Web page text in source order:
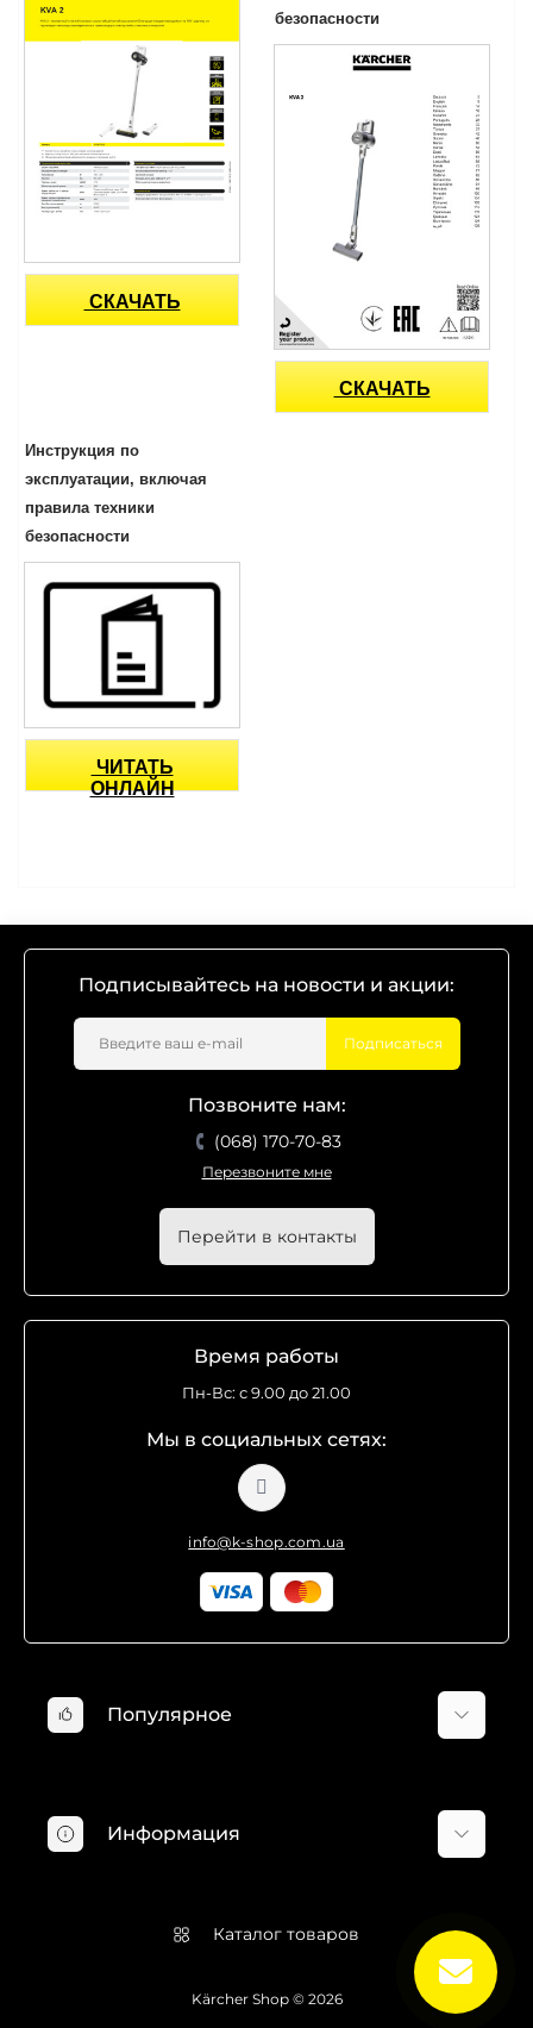
СКАЧАТЬ
безопасности
СКАЧАТЬ
Инструкция по
эксплуатации, включая
правила техники
безопасности
ЧИТАТЬ
ОНЛАЙН
Подписывайтесь на новости и акции:
Подписаться
Позвоните нам:
(068) 170-70-83
Перезвоните мне
Перейти в контакты
Время работы
Пн-Вс: с 9.00 до 21.00
Мы в социальных сетях:
info@k-shop.com.ua
Популярное
Пылесосы Karcher
Хозяйственные пылесосы Karcher
Оконные пылесосы Karcher
Информация
Доставка и оплата
Пользовательское соглашение
Каталог товаров
Kärcher Shop © 2026